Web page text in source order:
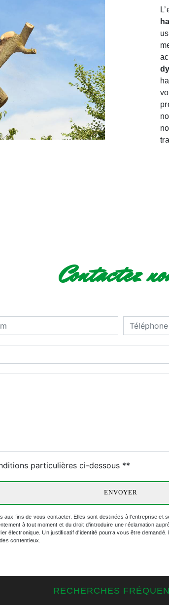
des cookies
Contactez
particulières ci-dessous **
ENVOYER
fins de vous contacter. Elles sont destinées à l'entreprise et
à tout moment et du droit d’introduire une réclamation
électronique. Un justificatif d'identité pourra vous être
contentieux.
RECHERCHES